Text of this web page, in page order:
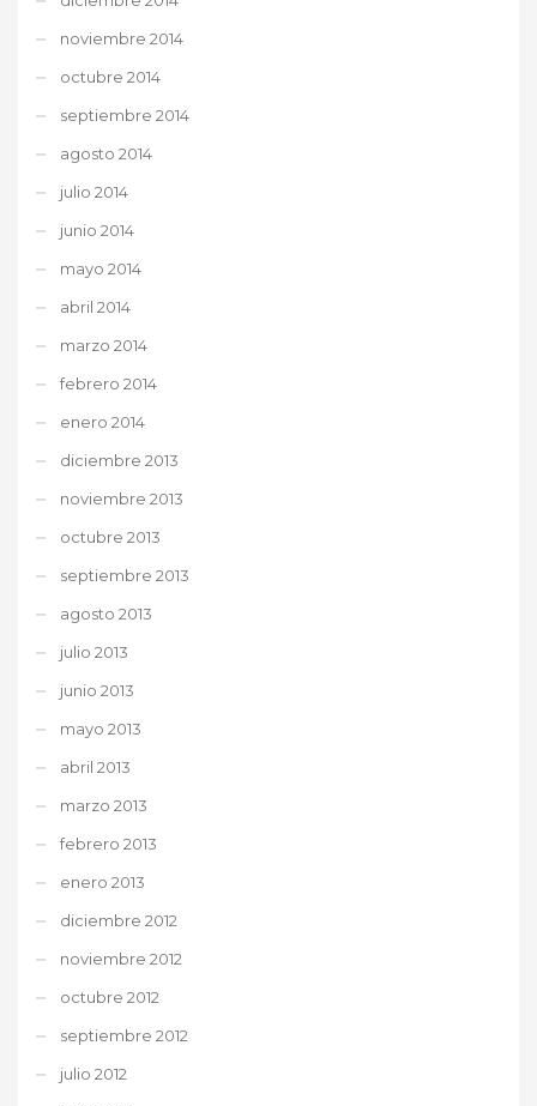
noviembre 2014
octubre 2014
septiembre 2014
agosto 2014
julio 2014
junio 2014
mayo 2014
abril 2014
marzo 2014
febrero 2014
enero 2014
diciembre 2013
noviembre 2013
octubre 2013
septiembre 2013
agosto 2013
julio 2013
junio 2013
mayo 2013
abril 2013
marzo 2013
febrero 2013
enero 2013
diciembre 2012
noviembre 2012
octubre 2012
septiembre 2012
julio 2012